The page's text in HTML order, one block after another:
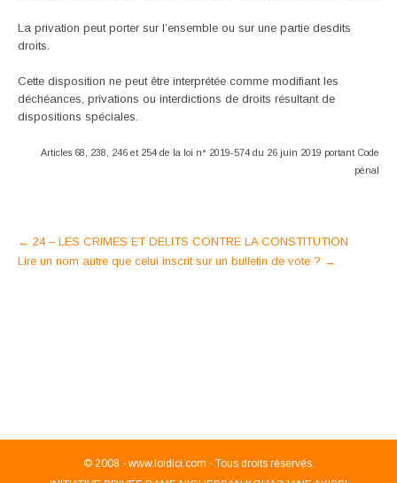
La privation peut porter sur l’ensemble ou sur une partie desdits
droits.
Cette disposition ne peut être interprétée comme modifiant les
déchéances, privations ou interdictions de droits résultant de
dispositions spéciales.
Articles 68, 238, 246 et 254 de la loi n° 2019-574 du 26 juin 2019 portant Code
pénal
Post
navigation
← 24 – LES CRIMES ET DELITS CONTRE LA CONSTITUTION
Lire un nom autre que celui inscrit sur un bulletin de vote ? →
© 2008 - www.loidici.com - Tous droits réservés.